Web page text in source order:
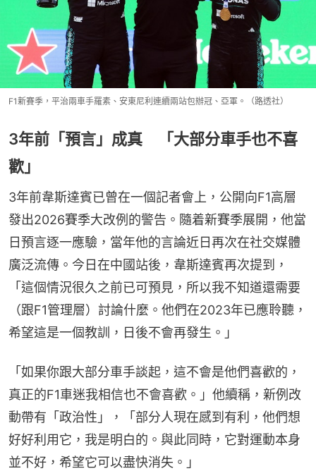
F1新賽季，平治兩車手羅素、安東尼利連續兩站包辦冠、亞軍。（路透社）
3年前「預言」成真 「大部分車手也不喜
歡」
3年前韋斯達賓已曾在一個記者會上，公開向F1高層
發出2026賽季大改例的警告。隨着新賽季展開，他當
日預言逐一應驗，當年他的言論近日再次在社交媒體
廣泛流傳。今日在中國站後，韋斯達賓再次提到，
「這個情況很久之前已可預見，所以我不知道還需要
（跟F1管理層）討論什麼。他們在2023年已應聆聽，
希望這是一個教訓，日後不會再發生。」
「如果你跟大部分車手談起，這不會是他們喜歡的，
真正的F1車迷我相信也不會喜歡。」他續稱，新例改
動帶有「政治性」，「部分人現在感到有利，他們想
好好利用它，我是明白的。與此同時，它對運動本身
並不好，希望它可以盡快消失。」